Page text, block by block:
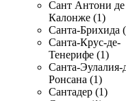
Сант Антони де
Калонже (1)
Санта-Брихида
Санта-Крус-де-
Тенерифе (1)
Санта-Эулалия-
Ронсана (1)
Сантадер (1)